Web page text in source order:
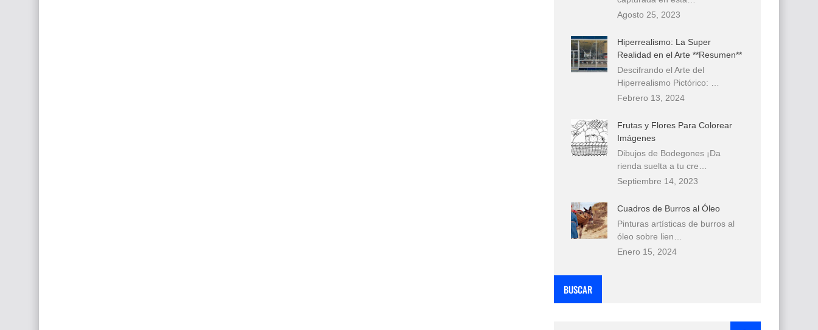
Agosto 25, 2023
Hiperrealismo: La Super
Realidad en el Arte **Resumen**
Descifrando el Arte del
Hiperrealismo Pictórico: …
Febrero 13, 2024
Frutas y Flores Para Colorear
Imágenes
Dibujos de Bodegones ¡Da
rienda suelta a tu cre…
Septiembre 14, 2023
Cuadros de Burros al Óleo
Pinturas artísticas de burros al
óleo sobre lien…
Enero 15, 2024
BUSCAR